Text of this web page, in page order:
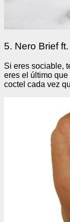
5. Nero Brief
Si eres sociable,
eres el último
coctel cada vez